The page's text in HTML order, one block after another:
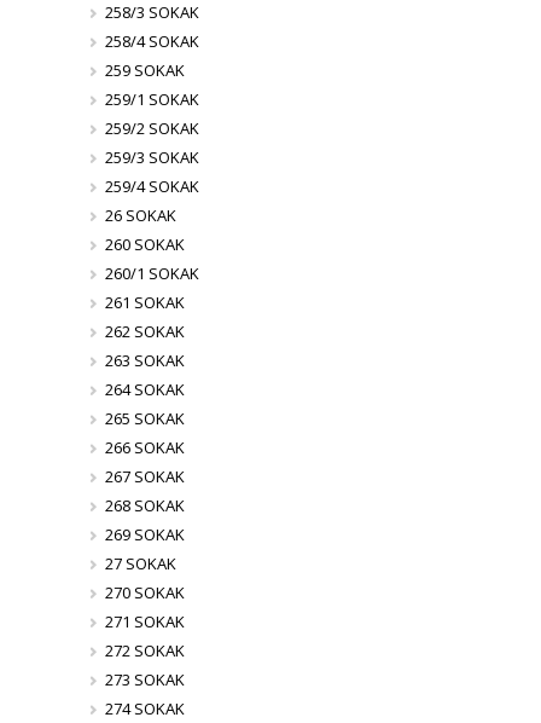
258/3 SOKAK
258/4 SOKAK
259 SOKAK
259/1 SOKAK
259/2 SOKAK
259/3 SOKAK
259/4 SOKAK
26 SOKAK
260 SOKAK
260/1 SOKAK
261 SOKAK
262 SOKAK
263 SOKAK
264 SOKAK
265 SOKAK
266 SOKAK
267 SOKAK
268 SOKAK
269 SOKAK
27 SOKAK
270 SOKAK
271 SOKAK
272 SOKAK
273 SOKAK
274 SOKAK